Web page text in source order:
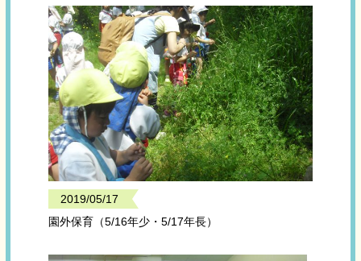
2019/05/17
園外保育（5/16年少・5/17年長）